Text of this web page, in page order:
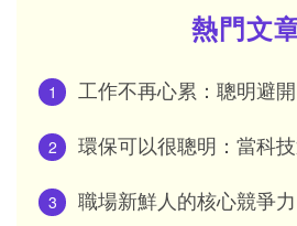
熱門文
1 工作不再心累：聰明避
2 環保可以很聰明：當科
3 職場新鮮人的核心競爭